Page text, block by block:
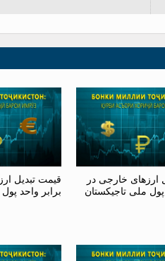
ارزهای خارجی در
پول ملی تاجیکستان
قیمت تبدیل
برابر واحد